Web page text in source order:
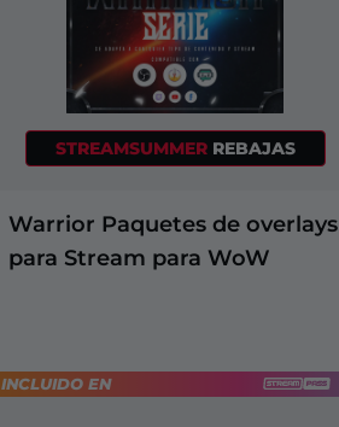
STREAMSUMMER REBAJAS
Warrior Paquetes de overlays
para Stream para WoW
INCLUIDO EN